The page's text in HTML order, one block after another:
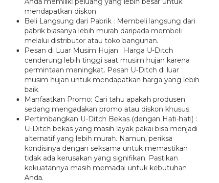
mendapatkan diskon.
Beli Langsung dari Pabrik : Membeli langsung dari
pabrik biasanya lebih murah daripada membeli
melalui distributor atau toko bangunan.
Pesan di Luar Musim Hujan : Harga U-Ditch
cenderung lebih tinggi saat musim hujan karena
permintaan meningkat. Pesan U-Ditch di luar
musim hujan untuk mendapatkan harga yang lebih
baik.
Manfaatkan Promo: Cari tahu apakah produsen
sedang mengadakan promo atau diskon khusus.
Pertimbangkan U-Ditch Bekas (dengan Hati-hati) :
U-Ditch bekas yang masih layak pakai bisa menjadi
alternatif yang lebih murah. Namun, periksa
kondisinya dengan seksama untuk memastikan
tidak ada kerusakan yang signifikan. Pastikan
kekuatannya masih memadai untuk kebutuhan
Anda.